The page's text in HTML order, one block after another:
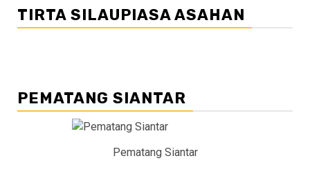
TIRTA SILAUPIASA ASAHAN
PEMATANG SIANTAR
Pematang Siantar